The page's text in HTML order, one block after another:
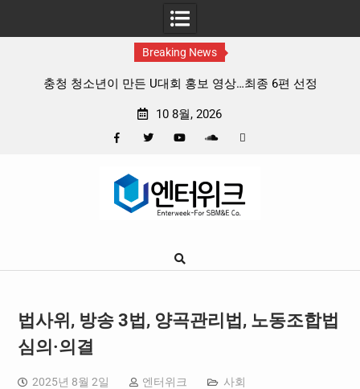
Breaking News
충청 청소년이 만든 U대회 홍보 영상…최종 6편 선정
10 8월, 2026
Google
법사위, 방송 3법, 양곡관리법, 노동조합법
심의·의결
2025년 8월 2일 엔터위크 사회